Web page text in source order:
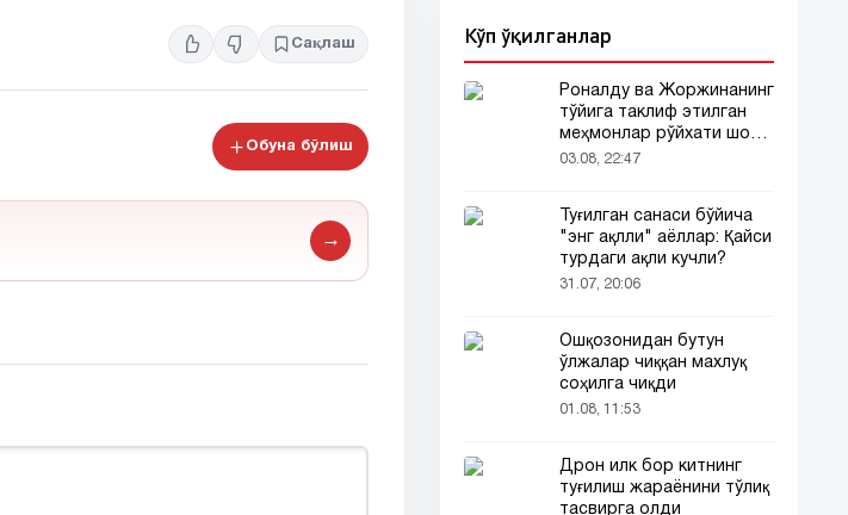
Сақлаш
Обуна бўлиш
→
Кўп ўқилганлар
Роналду ва Жоржинанинг
тўйига таклиф этилган
меҳмонлар рўйхати шов-
шувда
03.08, 22:47
Туғилган санаси бўйича
"энг ақлли" аёллар: Қайси
турдаги ақли кучли?
31.07, 20:06
Ошқозонидан бутун
ўлжалар чиққан махлуқ
соҳилга чиқди
01.08, 11:53
Дрон илк бор китнинг
туғилиш жараёнини тўлиқ
тасвирга олди